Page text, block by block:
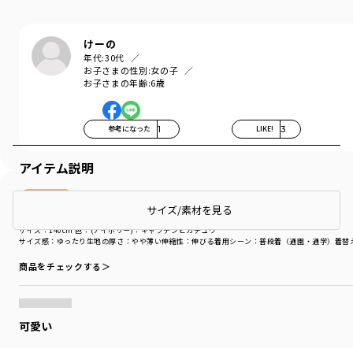
けーの
年代:30代
お子さまの性別:女の子
お子さまの年齢:6歳
参考になった 1 LIKE! 3
サイズ感 ：ゆったり 生地の厚さ ：やや薄い伸縮性 ：伸びる着用シーン ：普段着（通園・通学） 着替
サイズ：140cm色：(アイボリー)：キャプテンピカチュウ
商品をチェックする＞
可愛い
アイテム説明
サイズ/素材を見る